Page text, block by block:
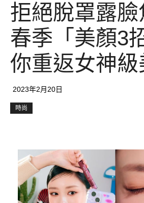
拒絕脫罩露臉
春季「美顏3
你重返女神級
2023年2月20日
時尚